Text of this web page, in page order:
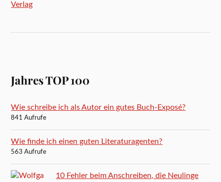
Verlag
Jahres TOP 100
Wie schreibe ich als Autor ein gutes Buch-Exposé?
841 Aufrufe
Wie finde ich einen guten Literaturagenten?
563 Aufrufe
10 Fehler beim Anschreiben, die Neulinge